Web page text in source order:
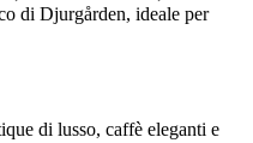
di Djurgården, ideale per
di lusso, caffè eleganti e